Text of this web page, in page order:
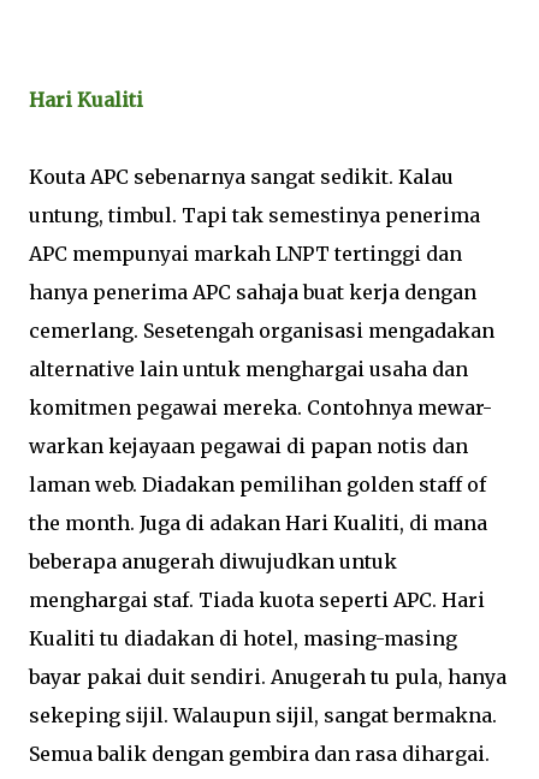
Hari Kualiti
Kouta APC sebenarnya sangat sedikit. Kalau
untung, timbul. Tapi tak semestinya penerima
APC mempunyai markah LNPT tertinggi dan
hanya penerima APC sahaja buat kerja dengan
cemerlang. Sesetengah organisasi mengadakan
alternative lain untuk menghargai usaha dan
komitmen pegawai mereka. Contohnya mewar-
warkan kejayaan pegawai di papan notis dan
laman web. Diadakan pemilihan golden staff of
the month. Juga di adakan Hari Kualiti, di mana
beberapa anugerah diwujudkan untuk
menghargai staf. Tiada kuota seperti APC. Hari
Kualiti tu diadakan di hotel, masing-masing
bayar pakai duit sendiri. Anugerah tu pula, hanya
sekeping sijil. Walaupun sijil, sangat bermakna.
Semua balik dengan gembira dan rasa dihargai.